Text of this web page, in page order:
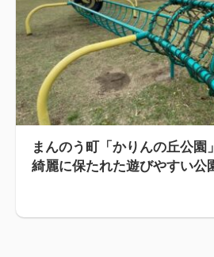
まんのう町「かりんの丘公園
綺麗に保たれた遊びやすい公